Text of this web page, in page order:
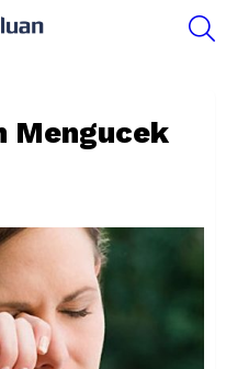
Mengucek